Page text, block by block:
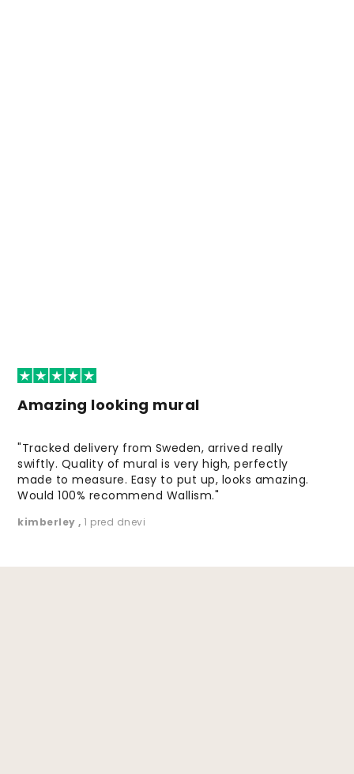
Amazing looking mural
"Tracked delivery from Sweden, arrived really
swiftly. Quality of mural is very high, perfectly
made to measure. Easy to put up, looks amazing.
Would 100% recommend Wallism."
kimberley, 1 pred dnevi